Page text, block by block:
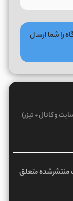
را شما ارسال
و کانال + تیزر)
منتشرشده متعلق